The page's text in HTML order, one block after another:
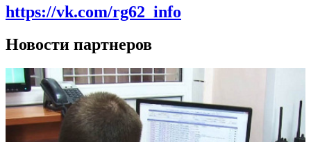
https://vk.com/rg62_info
Новости партнеров